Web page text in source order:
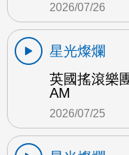
2026/07/26
星光燦爛
英國搖滾樂
AM
2026/07/25